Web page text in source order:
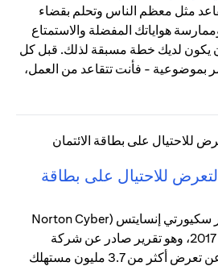
مثل معظم الناس وتحلم بقضاء
هواياتك المفضلة والاستمتاع
أن يكون لديك خطة مسبقة لذلك. قبل كل
بموضوعية - فأنت تتقاعد من العمل،
للاحتيال على بطاقة
كشف تقرير نورتون سايبر سكيورتي إنسايتس (Norton Cyber
Security Insights) لعام 2017، وهو تقرير صادر عن شركة
سيمانتيك (Symantec)، عن تعرض أكثر من 3.7 مليون مستهلك